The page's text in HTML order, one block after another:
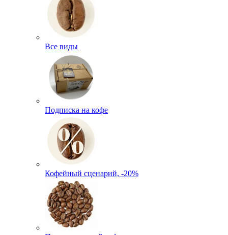
Все виды
Подписка на кофе
Кофейный сценарий, -20%